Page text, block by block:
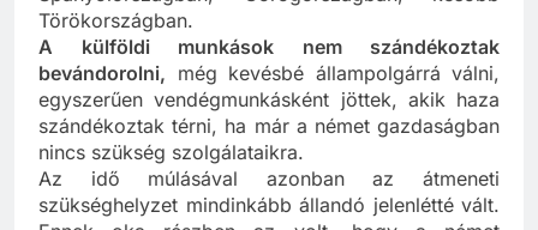
Törökországban.
A külföldi munkások nem szándékoztak
bevándorolni, még kevésbé állampolgárrá válni,
egyszerűen vendégmunkásként jöttek, akik haza
szándékoztak térni, ha már a német gazdaságban
nincs szükség szolgálataikra.
Az idő múlásával azonban az átmeneti
szükséghelyzet mindinkább állandó jelenlétté vált.